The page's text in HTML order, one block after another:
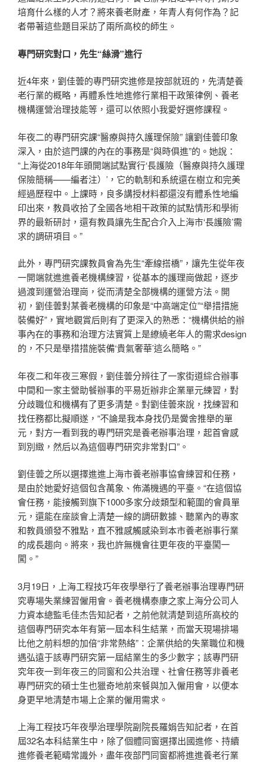
培育什么樣的人才？將來養老財產，年青人有何作為？記
者帶著這些題目采訪了兩所高校的師生。
專門研究對口，先生“絲滑”進行
近4年來，劉佳蕓的專門研究進修是按部就班的，先清楚養
老行業的概略，再體系性地進修行業相干政策律例、養老
機構運營治理技能等，還可以依照小我愛好選修課程。
年夜二的專門研究課“醫療與持久護理保險” 讓劉佳蕓印象
深入，由於這門課的內在的事務是“與時俱進”的。她說：
“上海從2018年年頭開端試點實行‘長護險（醫療與持久護理
保險簡稱——編者注）’，它的軌制和系統還在樹立和完美
經過歷程中。上課時，良多講授材料都還沒有體系性地編
印出來，教員收拾了全國各地相干政策的試點情形和學術
界的最新研討，還有教員讓先生配合介入上海市‘長護險’需
求的調研項目。”
此外，專門研究課教員會為先生“牽線搭橋”，讓先生從年夜
一開端就進進養老機構練習，從基本的護理崗做起，逐步
過渡到運營治理崗，從而清楚全部機構的運營方法。開
初，劉佳蕓對某養老機構的印象是“中高端定位”“舉措措施
裝備好”，實地觀賞后則有了更深入的熟悉：“機構供給的辦
事內在的事務和治理方法實質上是繚繞老年人的需求design
的，不只是舉措措施裝備‘貴氣奢華’這么簡略。”
年夜二和年夜三寒假，劉佳蕓分辨往了一家街道綜合辦事
中間和一家主營助餐辦事的平易近辦非企業單元練習，對
分歧職位和機構有了更多清楚。對劉佳蕓來說，找練習和
找任務都比擬順遂，“不論是我本身找仍是黌舍推舉的單
元，對方一看到我的專門研究是養老辦事治理，起首會感
到別緻，然后以為這個專門研究非常對口”。
劉佳蕓之所以選擇進進上海市養老辦事協會練習和任務，
是由於她愛好這個包含萬象、佈滿機遇的平臺。“在這個協
會任務，能接觸到旗下1000多家分歧類型和範圍的會員單
元，還能在座談會上清楚一線的調研數據、聽業內的專家
和教員頒發不雅點，直不雅感觸感染到本市養老辦事行業
的成長趨向。將來，我也許無機會往更年夜的平臺闖一
闖。”
3月19日，上海工程技巧年夜學舉行了養老辦事治理專門研
究專場失業練習僱用會。養老機構泰康之家上海分公司人
力資本總監毛佳杰告知記者，之前他就清楚到這所高校的
這個專門研究本年有第一屆本科生結業，而當天現場排場
比他之前料想的加倍“非常熱絡”：企業供給的失業職位和機
遇弘遠于該專門研究第一屆結業生的多少數字；該專門研
究年夜一到年夜三的同窗和公共治理、社會任務等非養老
專門研究的碩士生也獵奇地前來餐與加入僱用會，以便本
身更早地清楚市場上企業的僱用需求。
上海工程技巧年夜學治理學院副院長羅娟告知記者，在首
屆32名本科結業生中，除了個體同窗選擇出國進修、持續
進修養老範疇常識外，盡年夜部門同窗都將進進養老行業